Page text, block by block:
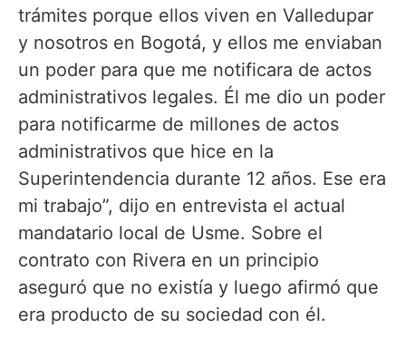
trámites porque ellos viven en Valledupar
y nosotros en Bogotá, y ellos me enviaban
un poder para que me notificara de actos
administrativos legales. Él me dio un poder
para notificarme de millones de actos
administrativos que hice en la
Superintendencia durante 12 años. Ese era
mi trabajo”, dijo en entrevista el actual
mandatario local de Usme. Sobre el
contrato con Rivera en un principio
aseguró que no existía y luego afirmó que
era producto de su sociedad con él.